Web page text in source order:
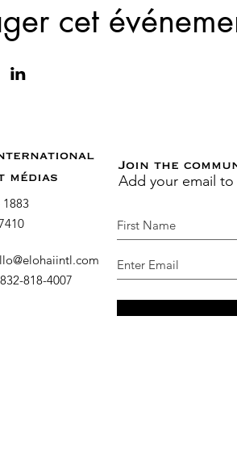
cet
médias
818-4007
Join the
Add your email